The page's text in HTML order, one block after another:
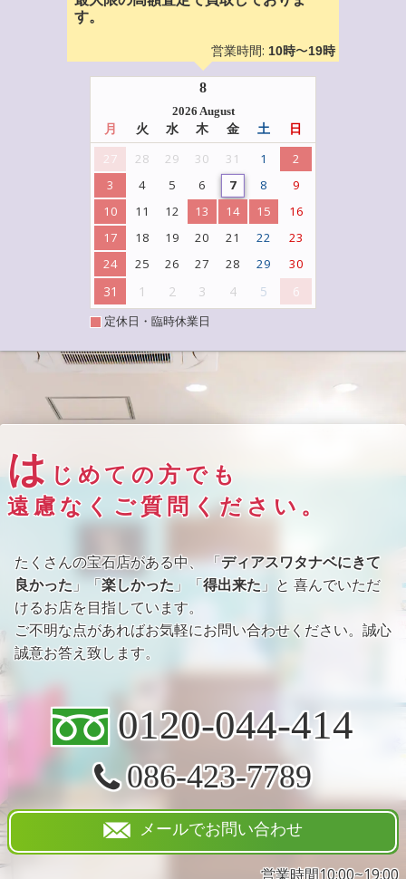
す。
営業時間: 10時〜19時
8
2026 August
月
火 水 木 金 土 日
27 28 29 30 31 1
2
3
4 5 6 7 8
9
10
11 12 13 14 15
16
17
18 19 20 21 22
23
24
25 26 27 28 29 30
31 1 2 3 4 5 6
定休日・臨時休業日
はじめての方でも
遠慮なくご質問ください。
たくさんの宝石店がある中、 「ディアスワタナベにきて
良かった」「楽しかった 」「得出来た 」と 喜んでいただ
けるお店を目指しています。
ご不明な点があればお気軽にお問い合わせください。誠心
誠意お答え致します。
0120-044-414
086-423-7789
メールでお問い合わせ
営業時間10:00~19:00